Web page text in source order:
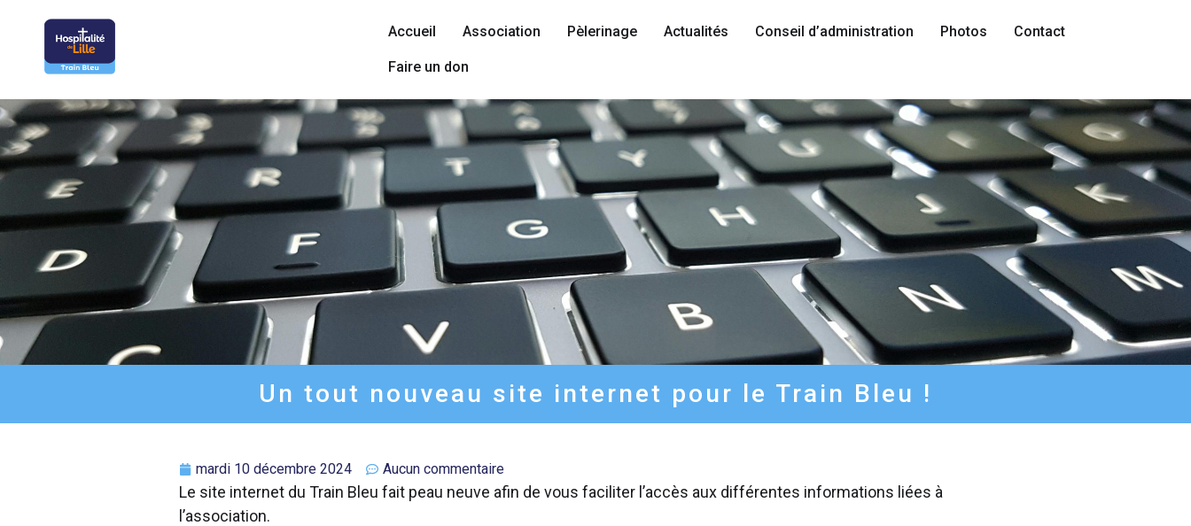
Accueil Association Pèlerinage Actualités Conseil d’administration Photos Contact
Faire un don
Un tout nouveau site internet pour le Train Bleu !
mardi 10 décembre 2024 Aucun commentaire
Le site internet du Train Bleu fait peau neuve afin de vous faciliter l’accès aux différentes informations liées à
l’association.